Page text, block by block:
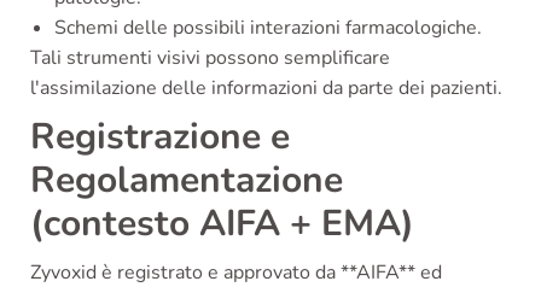
Schemi delle possibili interazioni farmacologiche.
Tali strumenti visivi possono semplificare
l'assimilazione delle informazioni da parte dei pazienti.
Registrazione e
Regolamentazione
(contesto AIFA + EMA)
Zyvoxid è registrato e approvato da **AIFA** ed